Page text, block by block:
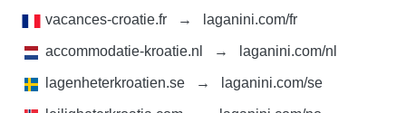
vacances-croatie.fr → laganini.com/fr
accommodatie-kroatie.nl → laganini.com/nl
lagenheterkroatien.se → laganini.com/se